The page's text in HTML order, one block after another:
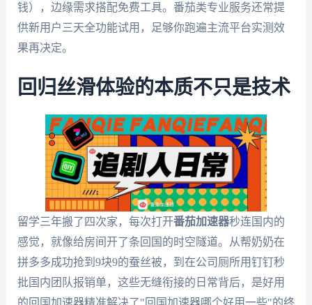
钱），边缘需求搭配免费工具。番茄类专业服务还常提
供新用户三天全功能试用，足够你跑遍主流平台实测效
果再决定。
回归丝滑体验的本质不只是技术
留学三年搬了四次家，每次打开番茄加速器秒连国内的
感觉，就像给房间开了条回国的时空隧道。从帮奶奶在
拼多多成功抢到9块9的蚕丝被，到在公司厕所用钉钉秒
批国内团队报销单，这些无缝衔接的日常背后，是好用